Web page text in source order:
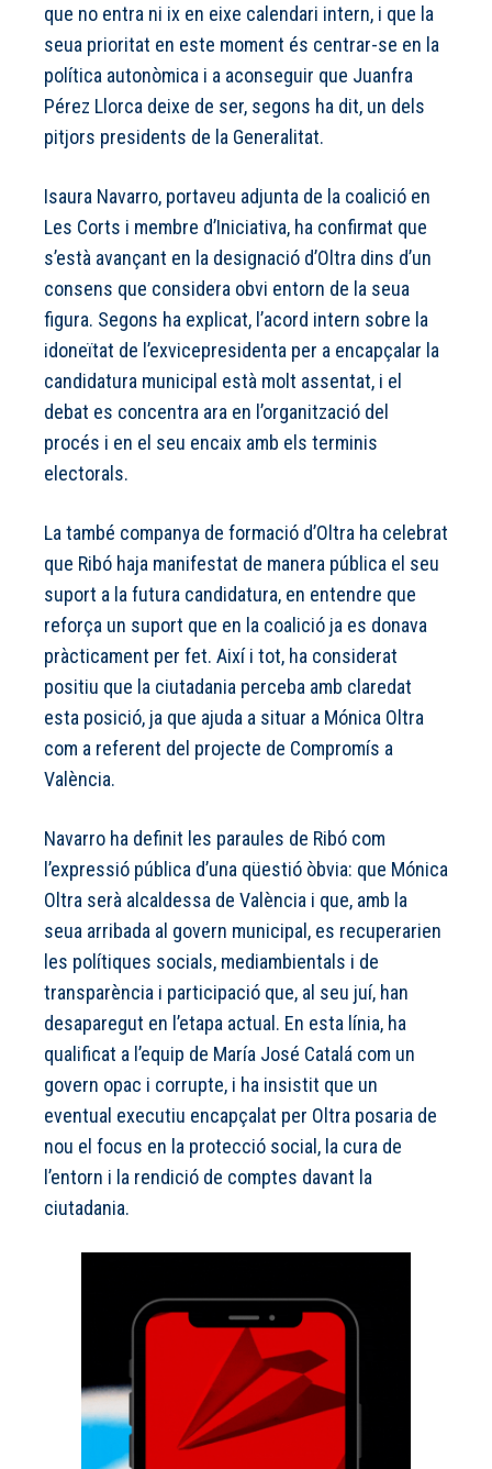
que no entra ni ix en eixe calendari intern, i que la
seua prioritat en este moment és centrar-se en la
política autonòmica i a aconseguir que Juanfra
Pérez Llorca deixe de ser, segons ha dit, un dels
pitjors presidents de la Generalitat.
Isaura Navarro, portaveu adjunta de la coalició en
Les Corts i membre d’Iniciativa, ha confirmat que
s’està avançant en la designació d’Oltra dins d’un
consens que considera obvi entorn de la seua
figura. Segons ha explicat, l’acord intern sobre la
idoneïtat de l’exvicepresidenta per a encapçalar la
candidatura municipal està molt assentat, i el
debat es concentra ara en l’organització del
procés i en el seu encaix amb els terminis
electorals.
La també companya de formació d’Oltra ha celebrat
que Ribó haja manifestat de manera pública el seu
suport a la futura candidatura, en entendre que
reforça un suport que en la coalició ja es donava
pràcticament per fet. Així i tot, ha considerat
positiu que la ciutadania perceba amb claredat
esta posició, ja que ajuda a situar a Mónica Oltra
com a referent del projecte de Compromís a
València.
Navarro ha definit les paraules de Ribó com
l’expressió pública d’una qüestió òbvia: que Mónica
Oltra serà alcaldessa de València i que, amb la
seua arribada al govern municipal, es recuperarien
les polítiques socials, mediambientals i de
transparència i participació que, al seu juí, han
desaparegut en l’etapa actual. En esta línia, ha
qualificat a l’equip de María José Catalá com un
govern opac i corrupte, i ha insistit que un
eventual executiu encapçalat per Oltra posaria de
nou el focus en la protecció social, la cura de
l’entorn i la rendició de comptes davant la
ciutadania.